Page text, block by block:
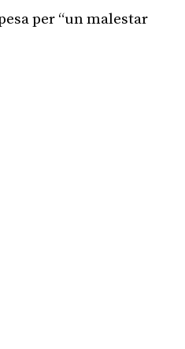
per “un malestar